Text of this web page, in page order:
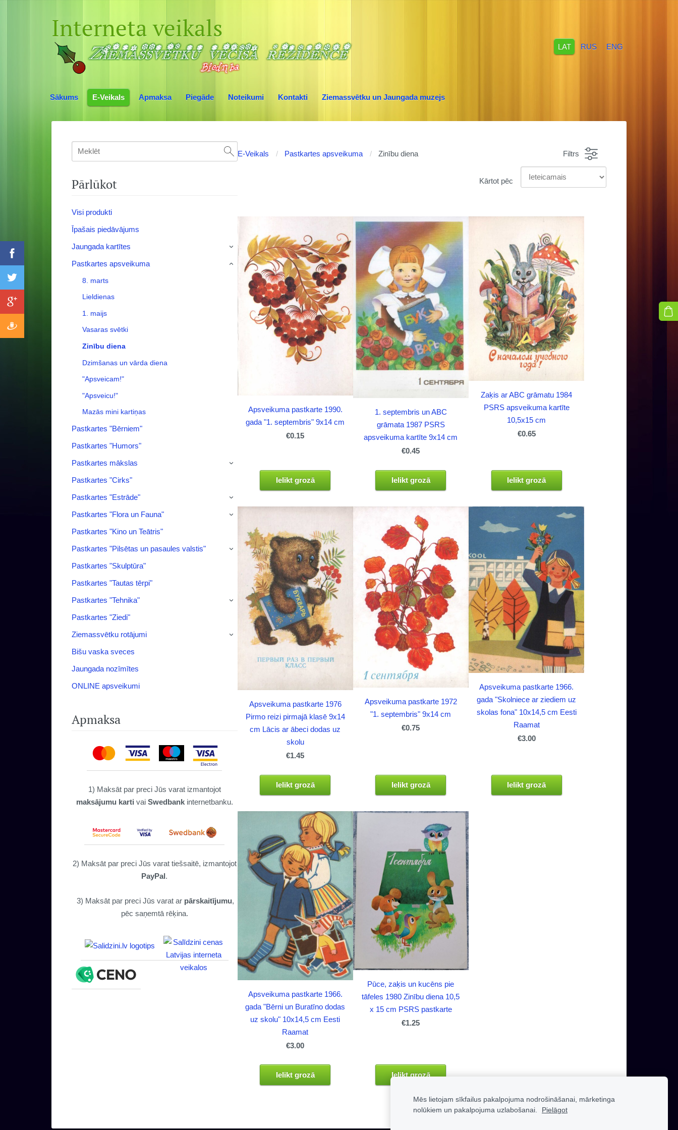
Interneta veikals
Sākums E-Veikals Apmaksa Piegāde Noteikumi Kontakti Ziemassvētku un Jaungada muzejs
LAT RUS ENG
Pārlūkot
Visi produkti
Īpašais piedāvājums
Jaungada kartītes
›
Pastkartes apsveikuma
8. marts
Lieldienas
1. maijs
Vasaras svētki
Zinību diena
Dzimšanas un vārda diena
"Apsveicam!"
"Apsveicu!"
Mazās mini kartiņas
›
Pastkartes "Bērniem"
Pastkartes "Humors"
Pastkartes mākslas
›
Pastkartes "Cirks"
Pastkartes "Estrāde"
›
Pastkartes "Flora un Fauna" ›
Pastkartes "Kino un Teātris"
Pastkartes "Pilsētas un pasaules valstis"
›
Pastkartes "Skulptūra"
Pastkartes "Tautas tērpi"
Pastkartes "‎Tehnika"‎
›
Pastkartes "Ziedi"
Ziemassvētku rotājumi
›
Bišu vaska sveces
Jaungada nozīmītes
ONLINE apsveikumi
Apmaksa
1) Maksāt par preci Jūs varat izmantojot
maksājumu karti vai Swedbankinternetbanku.
2) Maksāt par preci Jūs varat tiešsaitē, izmantojot
PayPal.
3) Maksāt par preci Jūs varat ar pārskaitījumu,
pēc saņemtā rēķina.
E-Veikals Pastkartes apsveikuma Zinību diena Filtrs
Kārtot pēc
Apsveikuma pastkarte 1990.
gada "1. septembris" 9x14 cm
€0.15
Ielikt grozā
1. septembris un ABC
grāmata 1987 PSRS
apsveikuma kartīte 9x14 cm
€0.45
Ielikt grozā
Zaķis ar ABC grāmatu 1984
PSRS apsveikuma kartīte
10,5x15 cm
€0.65
Ielikt grozā
Apsveikuma pastkarte 1976
Pirmo reizi pirmajā klasē 9x14
cm Lācis ar ābeci dodas uz
skolu
€1.45
Ielikt grozā
Apsveikuma pastkarte 1972
"1. septembris" 9x14 cm
€0.75
Ielikt grozā
Apsveikuma pastkarte 1966.
gada "Skolniece ar ziediem uz
skolas fona" 10x14,5 cm Eesti
Raamat
€3.00
Ielikt grozā
Apsveikuma pastkarte 1966.
gada "Bērni un Buratīno dodas
uz skolu" 10x14,5 cm Eesti
Raamat
€3.00
Ielikt grozā
Pūce, zaķis un kucēns pie
tāfeles 1980 Zinību diena 10,5
x 15 cm PSRS pastkarte
€1.25
Ielikt grozā
Mēs lietojam sīkfailus pakalpojuma nodrošināšanai, mārketinga
nolūkiem un pakalpojuma uzlabošanai.
Pielāgot